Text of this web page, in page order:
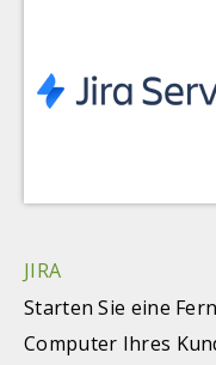
JIRA
Starten Sie eine
Computer Ihres